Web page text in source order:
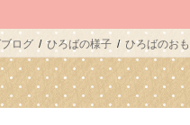
ログ ひろばの様子 ひろばのお